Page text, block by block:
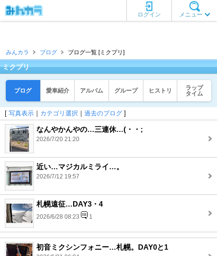
メニュー
ログイン
みんカラ ブログ ブログ一覧 [ミクプリ]
ミクプリ
ブログ 愛車紹介 アルバム グループ ヒストリ
ラップ
タイム
[ 写真表示 ｜ カテゴリ選択 ｜ 過去のブログ ]
なんやかんやの…三連休…(・・;
2026/7/20 21:20
近い…マジカルミライ…。
2026/7/12 19:57
札幌遠征…DAY3・4
2026/6/28 08:23 1
初音ミクシンフォニー…札幌。DAY0と1